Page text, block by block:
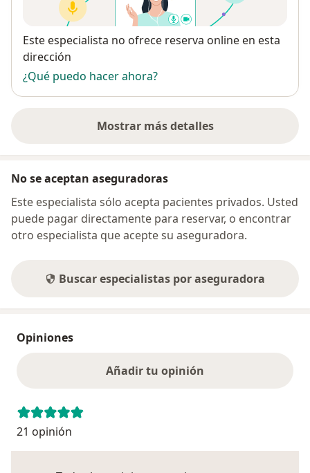
Disponibilidad
Este especialista no ofrece reserva online en esta
dirección
¿Qué puedo hacer ahora?
Mostrar más detalles
sobre la dirección
No se aceptan aseguradoras
Este especialista sólo acepta pacientes privados. Usted
puede pagar directamente para reservar, o encontrar
otro especialista que acepte su aseguradora.
Buscar especialistas por aseguradora
Opiniones
Añadir tu opinión
21 opinión